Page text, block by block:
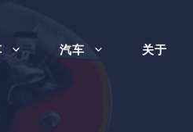
汽车 关于